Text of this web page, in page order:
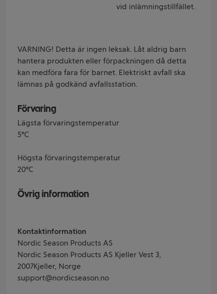
vid inlämningstillfället.
VARNING! Detta är ingen leksak. Låt aldrig barn
hantera produkten eller förpackningen då detta
kan medföra fara för barnet. Elektriskt avfall ska
lämnas på godkänd avfallsstation.
Förvaring
Lägsta förvaringstemperatur
5°C
Högsta förvaringstemperatur
20°C
Övrig information
Kontaktinformation
Nordic Season Products AS
Nordic Season Products AS Kjeller Vest 3,
2007Kjeller, Norge
support@nordicseason.no